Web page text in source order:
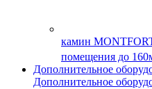
камин
помещения до
Дополнительное
Дополнительное